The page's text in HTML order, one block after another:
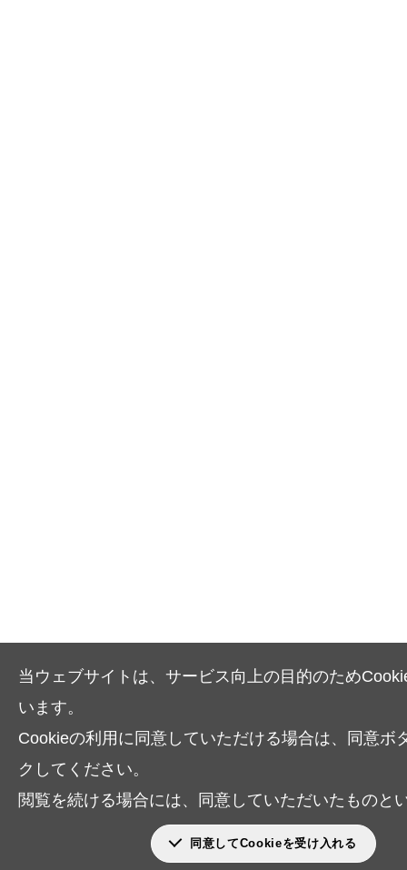
当ウェブサイトは、サービス向上の目的のため
います。
Cookieの利用に同意していただける場合は、同意ボ
クしてください。
閲覧を続ける場合には、同意していただいたものと
同意してCookieを受け入れる